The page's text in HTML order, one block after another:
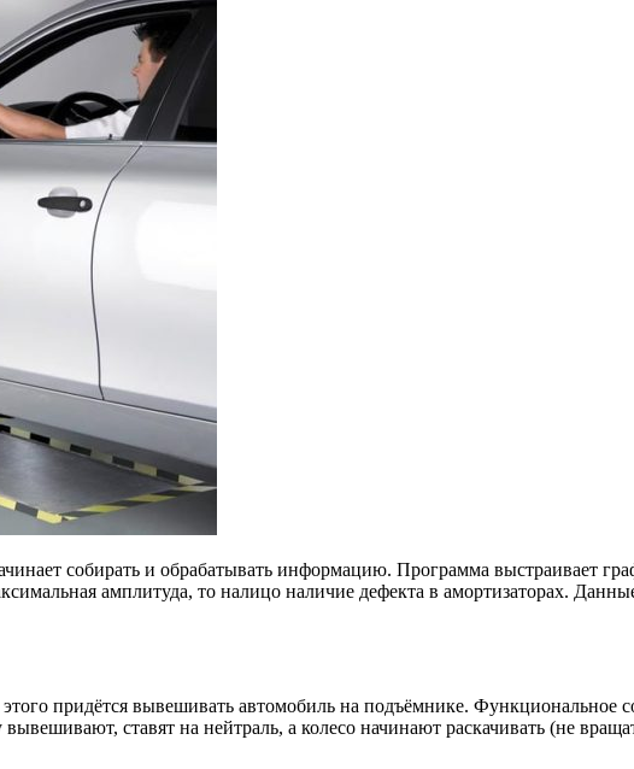
собирать и обрабатывать информацию. Программа выстраивает
амплитуда, то налицо наличие дефекта в амортизаторах.
придётся вывешивать автомобиль на подъёмнике. Функциональное
ставят на нейтраль, а колесо начинают раскачивать (не